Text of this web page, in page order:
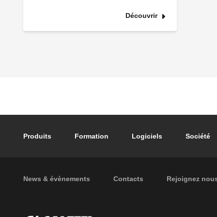
Découvrir
Footer main navigation
Produits Formation Logiciels Société
Footer secondary navigation
News & évènements Contacts Rejoignez